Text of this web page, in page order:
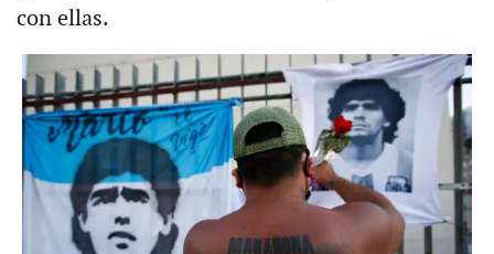
con ellas.